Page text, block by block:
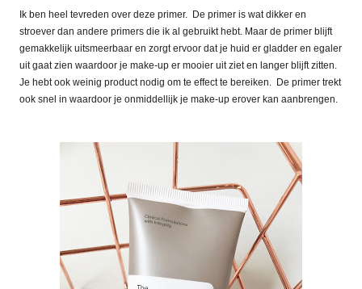
Ik ben heel tevreden over deze primer. De primer is wat dikker en
stroever dan andere primers die ik al gebruikt hebt. Maar de primer blijft
gemakkelijk uitsmeerbaar en zorgt ervoor dat je huid er gladder en egaler
uit gaat zien waardoor je make-up er mooier uit ziet en langer blijft zitten.
Je hebt ook weinig product nodig om te effect te bereiken. De primer trekt
ook snel in waardoor je onmiddellijk je make-up erover kan aanbrengen.